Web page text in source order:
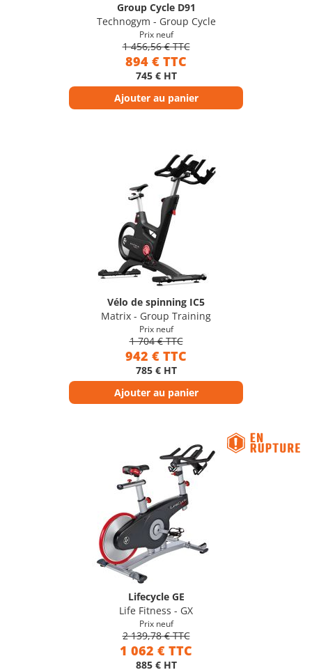
Group Cycle D91
Technogym - Group Cycle
Prix neuf
1 456,56 € TTC
894 € TTC
745 € HT
Ajouter au panier
Vélo de spinning IC5
Matrix - Group Training
Prix neuf
1 704 € TTC
942 € TTC
785 € HT
Ajouter au panier
Lifecycle GE
Life Fitness - GX
Prix neuf
2 139,78 € TTC
1 062 € TTC
885 € HT